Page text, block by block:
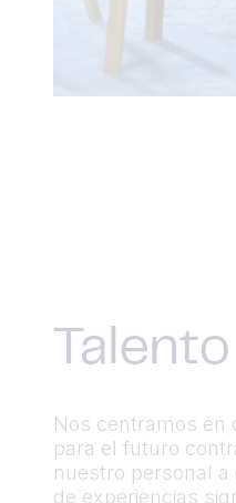
Nos centramos en
para el futuro
nuestro personal
de experiencias